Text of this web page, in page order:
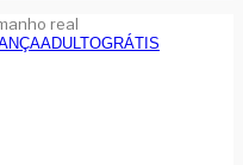
real
ADULTOGRÁTIS